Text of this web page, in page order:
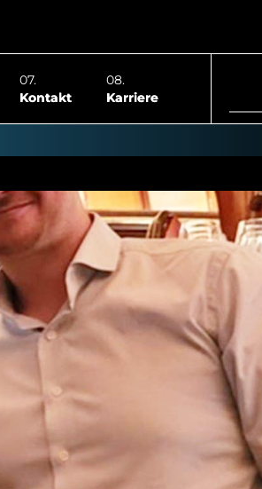
Kontakt Karriere